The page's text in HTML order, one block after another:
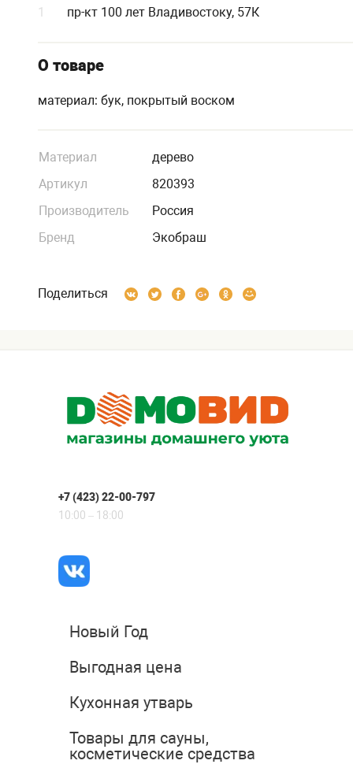
1 пр-кт 100 лет Владивостоку, 57К
О товаре
материал: бук, покрытый воском
Материал
дерево
Артикул
820393
Производитель
Россия
Бренд
Экобраш
Поделиться
+7 (423) 22-00-797
10:00 – 18:00
Новый Год
Выгодная цена
Кухонная утварь
Товары для сауны,
косметические средства